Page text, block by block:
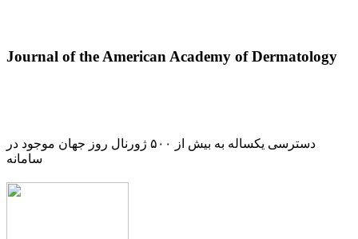
Journal of the American Academy of Dermatology
دسترسی یکساله به بیش از ۵۰۰ ژورنال روز جهان موجود در
سامانه